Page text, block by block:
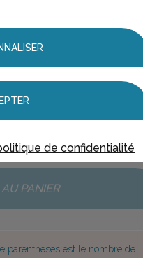
sélectionnée
PANIER
parenthèses est le nombre de
de confidentialité